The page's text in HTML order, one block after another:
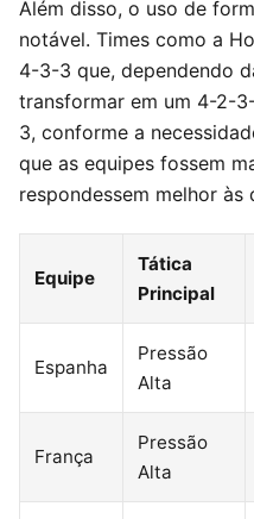
Além disso, o uso de
notável. Times como a
4-3-3 que, dependendo
transformar em um 4-2-
3, conforme a
que as equipes fossem
respondessem melhor
Equipe
Tática
Principal
Espanha
Pressão
Alta
França
Pressão
Alta